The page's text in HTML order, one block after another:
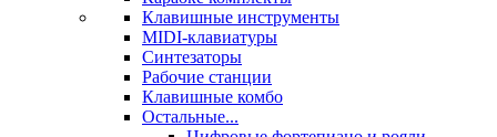
Клавишные инструменты
MIDI-клавиатуры
Синтезаторы
Рабочие станции
Клавишные комбо
Остальные...